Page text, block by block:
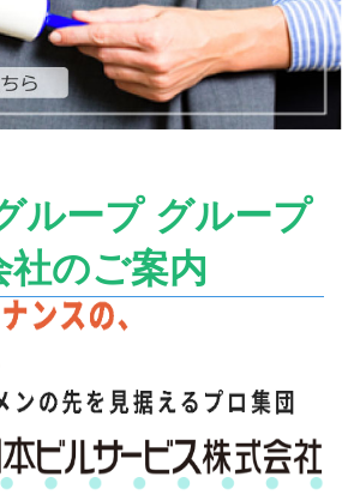
ループ グループ
社のご案内